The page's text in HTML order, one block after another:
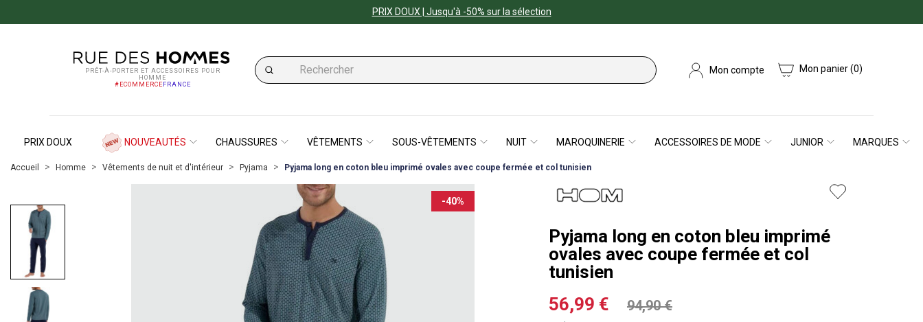
PRIX DOUX | Jusqu'à -50% sur la sélection
PRÊT-À-PORTER ET ACCESSOIRES POUR
HOMME
#ECOMMERCE FRANCE
Mon compte Mon panier(0)
PRIX DOUX NOUVEAUTÉS CHAUSSURES VÊTEMENTS SOUS-VÊTEMENTS NUIT MAROQUINERIE ACCESSOIRES DE MODE JUNIOR MARQUES
Accueil Homme Vêtements de nuit et d'intérieur Pyjama Pyjama long en coton bleu imprimé ovales avec coupe fermée et col tunisien
-40%
Pyjama long en coton bleu imprimé
ovales avec coupe fermée et col
tunisien
56,99 €
94,90 €